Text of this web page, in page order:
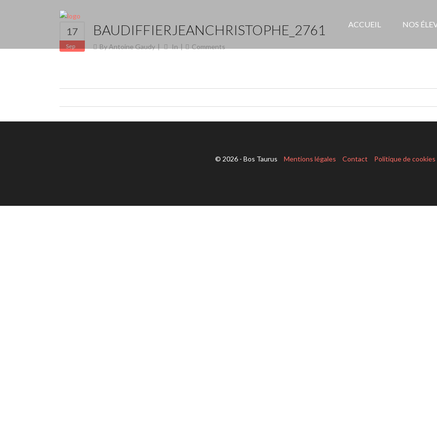
ACCUEIL NOS
17
Sep
BAUDIFFIERJEANCHRISTOPHE_2761
By Antoine Gaudy In Comments
© 2026 - Bos Taurus Mentions légales Contact Politique de cookies